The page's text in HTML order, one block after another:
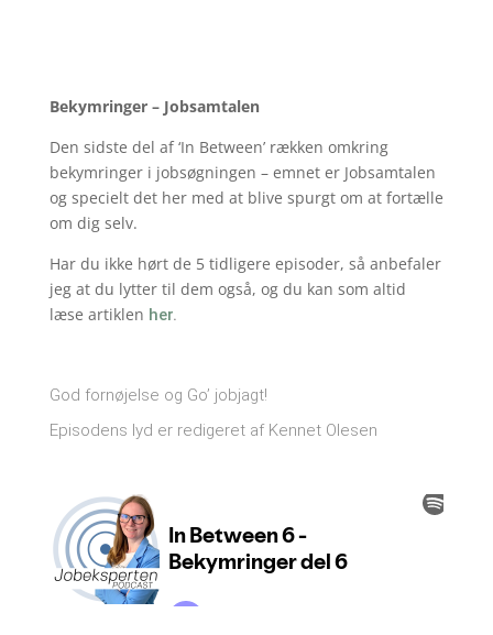
Bekymringer – Jobsamtalen
Den sidste del af ‘In Between’ rækken omkring
bekymringer i jobsøgningen – emnet er Jobsamtalen
og specielt det her med at blive spurgt om at fortælle
om dig selv.
Har du ikke hørt de 5 tidligere episoder, så anbefaler
jeg at du lytter til dem også, og du kan som altid
læse artiklen her.
God fornøjelse og Go’ jobjagt!
Episodens lyd er redigeret af Kennet Olesen